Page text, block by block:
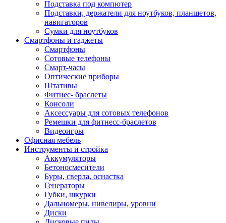
Подставка под компютер
Подставки, держатели для ноутбуков, планшетов,
навигаторов
Сумки для ноутбуков
Смартфоны и гаджеты
Смартфоны
Сотовые телефоны
Смарт-часы
Оптические приборы
Штативы
Фитнес- браслеты
Консоли
Аксессуары для сотовых телефонов
Ремешки для фитнесс-браслетов
Видеоигры
Офисная мебель
Инструменты и стройка
Аккумуляторы
Бетоносмесители
Буры, сверла, оснастка
Генераторы
Губки, шкурки
Дальномеры, нивелиры, уровни
Диски